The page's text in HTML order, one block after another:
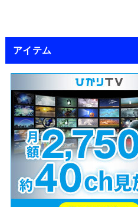
アイテム